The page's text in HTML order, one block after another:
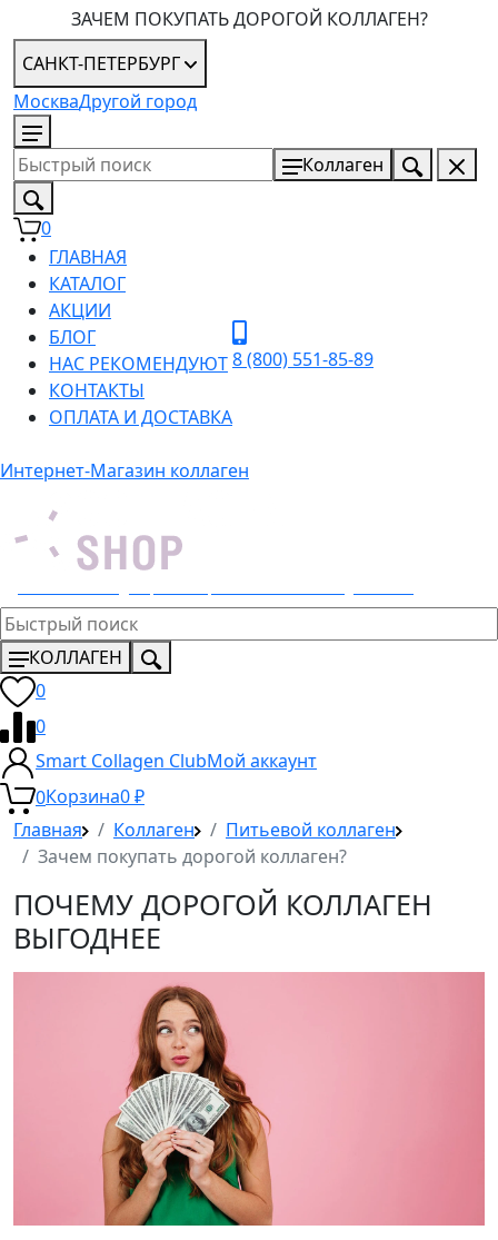
ЗАЧЕМ ПОКУПАТЬ ДОРОГОЙ КОЛЛАГЕН?
САНКТ-ПЕТЕРБУРГ
МоскваДругой город
Коллаген
0
ГЛАВНАЯ
КАТАЛОГ
АКЦИИ
БЛОГ
НАС РЕКОМЕНДУЮТ
КОНТАКТЫ
ОПЛАТА И ДОСТАВКА
8 (800) 551-85-89
Интернет-Магазин коллаген
КОЛЛАГЕН
0
0
Smart Collagen ClubМой аккаунт
0Корзина0₽
Главная
Коллаген
Питьевой коллаген
Зачем покупать дорогой коллаген?
ПОЧЕМУ ДОРОГОЙ КОЛЛАГЕН
ВЫГОДНЕЕ